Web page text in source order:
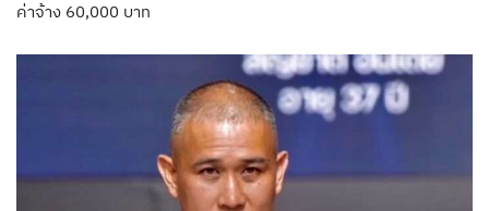
ค่าจ้าง 60,000 บาท